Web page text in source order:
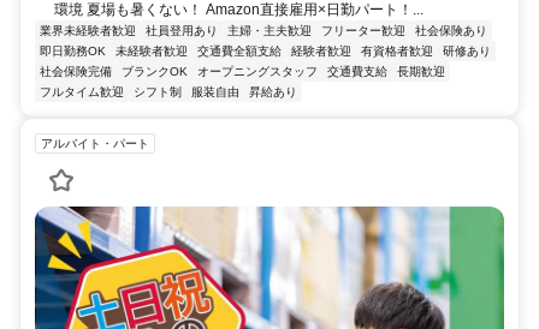
環境 夏場も暑くない！ Amazon直接雇用×日勤パート！...
業界未経験者歓迎 社員登用あり 主婦・主夫歓迎 フリーター歓迎
社会保険あり
即日勤務OK
未経験者歓迎 交通費全額支給 経験者歓迎 有資格者歓迎
研修あり
社会保険完備
ブランクOK オープニングスタッフ 交通費支給
長期歓迎
フルタイム歓迎
シフト制 服装自由 昇給あり
アルバイト・パート